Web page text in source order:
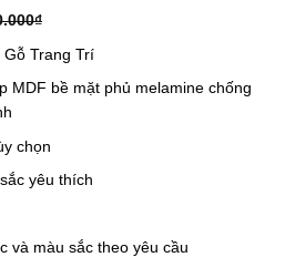
₫
Trang Trí
MDF bề mặt phủ melamine chống
chọn
yêu thích
và màu sắc theo yêu cầu